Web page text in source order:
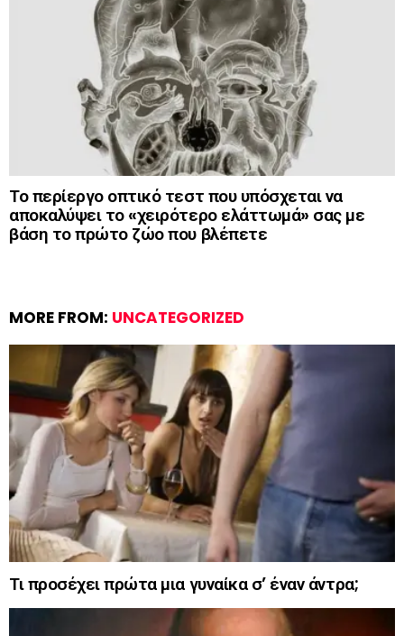
Το περίεργο οπτικό τεστ που υπόσχεται να
αποκαλύψει το «χειρότερο ελάττωμά» σας με
βάση το πρώτο ζώο που βλέπετε
MORE FROM: UNCATEGORIZED
Τι προσέχει πρώτα μια γυναίκα σ’ έναν άντρα;